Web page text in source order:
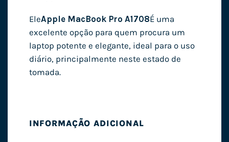
EleApple MacBook Pro A1708É uma
excelente opção para quem procura um
laptop potente e elegante, ideal para o uso
diário, principalmente neste estado de
tomada.
INFORMAÇÃO ADICIONAL